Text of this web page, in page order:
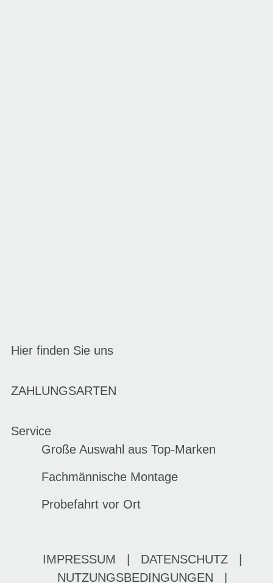
Hier finden Sie uns
ZAHLUNGSARTEN
Service
Große Auswahl aus Top-Marken
Fachmännische Montage
Probefahrt vor Ort
IMPRESSUM DATENSCHUTZ
NUTZUNGSBEDINGUNGEN